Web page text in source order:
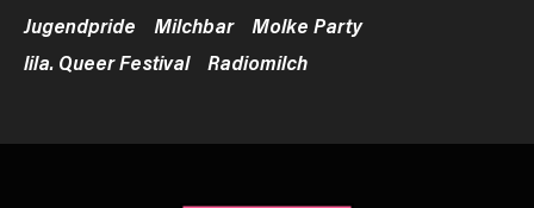
Jugendpride
Milchbar
Molke Party
lila. Queer Festival
Radiomilch